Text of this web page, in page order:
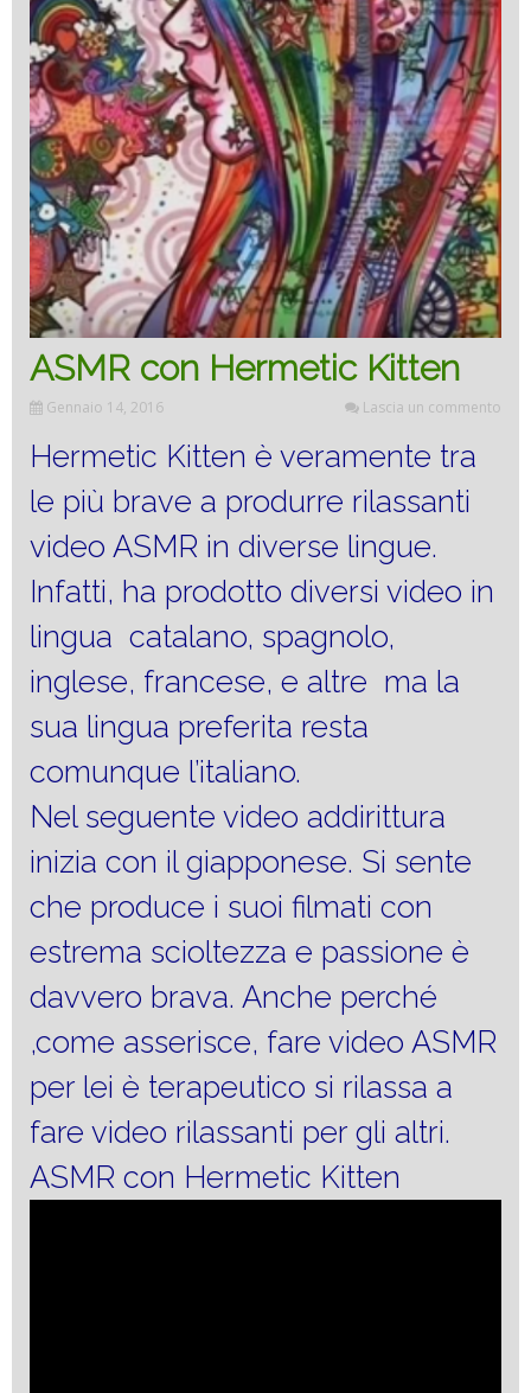
ASMR con Hermetic Kitten
Gennaio 14, 2016 Lascia un commento
Hermetic Kitten è veramente tra
le più brave a produrre rilassanti
video ASMR in diverse lingue.
Infatti, ha prodotto diversi video in
lingua catalano, spagnolo,
inglese, francese, e altre ma la
sua lingua preferita resta
comunque l’italiano.
Nel seguente video addirittura
inizia con il giapponese. Si sente
che produce i suoi filmati con
estrema scioltezza e passione è
davvero brava. Anche perché
,come asserisce, fare video ASMR
per lei è terapeutico si rilassa a
fare video rilassanti per gli altri.
ASMR con Hermetic Kitten